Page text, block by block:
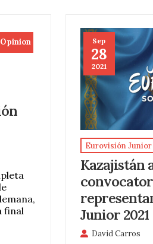
Opinion
final
Sep
28
2021
Eurovisión Junior
Kazajistán
Junior 2021
David Carros